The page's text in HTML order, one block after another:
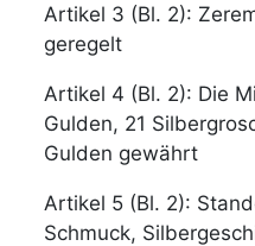
Artikel 3 (Bl. 2):
geregelt
Artikel 4 (Bl. 2): Die
Gulden, 21
Gulden gewährt
Artikel 5 (Bl. 2):
Schmuck,